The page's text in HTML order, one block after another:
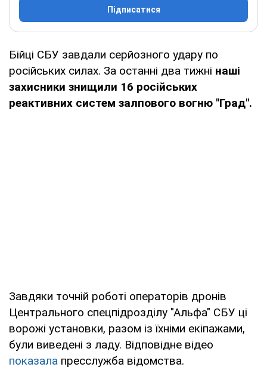
Підписатися
Бійці СБУ завдали серйозного удару по
російських силах. За останні два тижні наші
захисники знищили 16 російських
реактивних систем залпового вогню "Град".
Завдяки точній роботі операторів дронів
Центрального спецпідрозділу "Альфа" СБУ ці
ворожі установки, разом із їхніми екіпажами,
були виведені з ладу. Відповідне відео
показала пресслужба відомства.